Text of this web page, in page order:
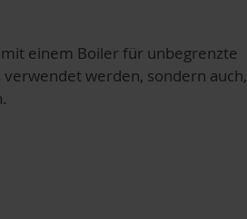
einem Boiler für unbegrenzte
werden, sondern auch,